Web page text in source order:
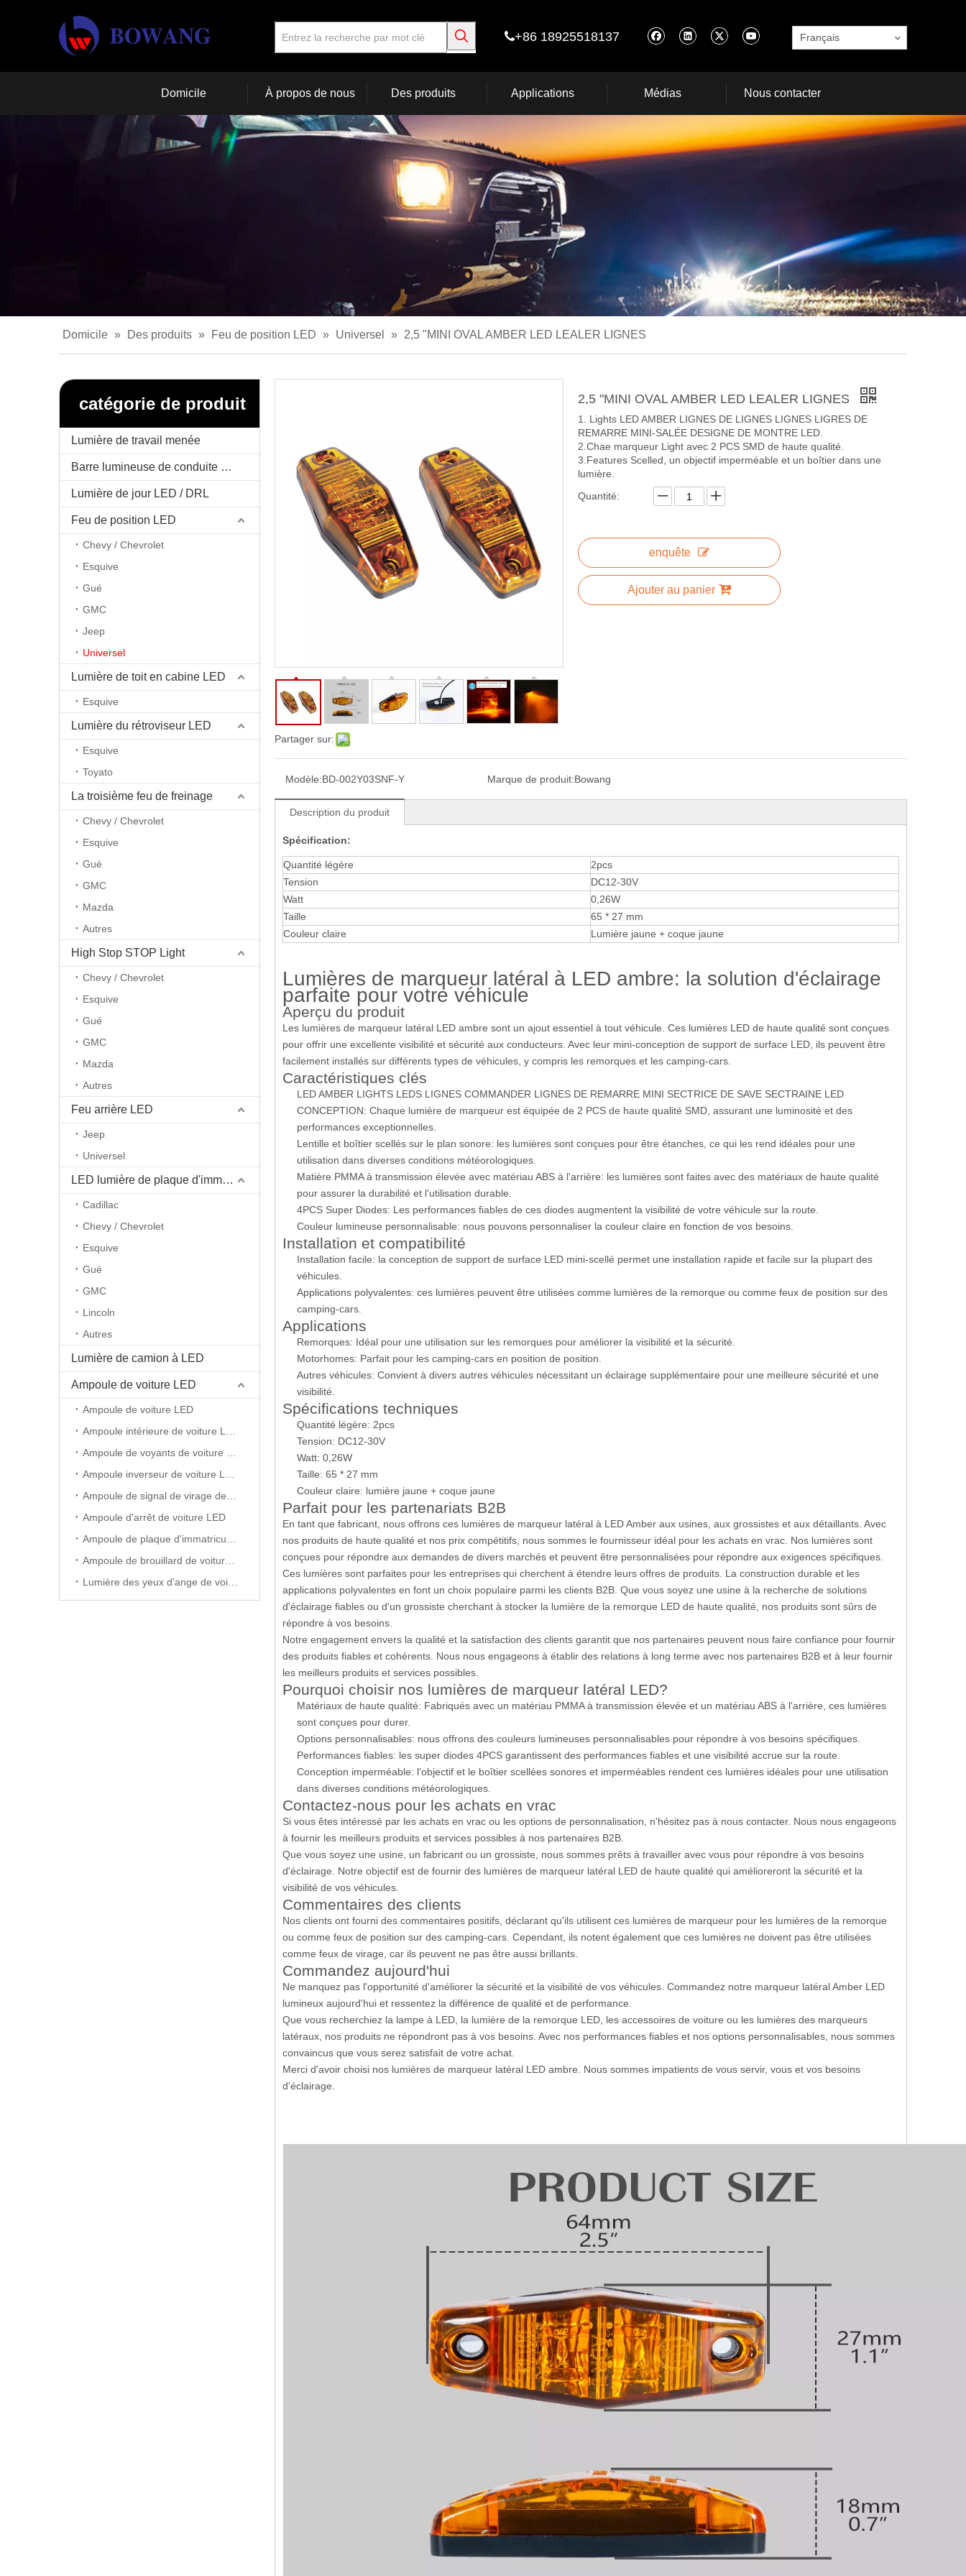
+86 18925518137 Français
Domicile À propos de nous Des produits Applications Médias Nous contacter
Domicile » Des produits » Feu de position LED » Universel » 2,5 "MINI OVAL AMBER LED LEALER LIGNES
catégorie de produit
Lumière de travail menée
Barre lumineuse de conduite menée
Lumière de jour LED / DRL
Feu de position LED
Chevy / Chevrolet
Esquive
Gué
GMC
Jeep
Universel
Lumière de toit en cabine LED
Esquive
Lumière du rétroviseur LED
Esquive
Toyato
La troisième feu de freinage
Chevy / Chevrolet
Esquive
Gué
GMC
Mazda
Autres
High Stop STOP Light
Chevy / Chevrolet
Esquive
Gué
GMC
Mazda
Autres
Feu arrière LED
Jeep
Universel
LED lumière de plaque d'immatriculation
Cadillac
Chevy / Chevrolet
Esquive
Gué
GMC
Lincoln
Autres
Lumière de camion à LED
Ampoule de voiture LED
Ampoule de voiture LED
Ampoule d'arrêt de voiture LED
Partager sur:
2,5 "MINI OVAL AMBER LED LEALER LIGNES
1. Lights LED AMBER LIGNES DE LIGNES LIGNES LIGRES DE
REMARRE MINI-SALÉE DESIGNE DE MONTRE LED.
2.Chae marqueur Light avec 2 PCS SMD de haute qualité.
3.Features Scelled, un objectif imperméable et un boîtier dans une
lumière.
Quantité:
enquête
Ajouter au panier
Modèle:BD-002Y03SNF-Y Marque de produit:Bowang
Description du produit
Spécification:
Quantité légère
2pcs
Tension
DC12-30V
Watt
0,26W
Taille
65 * 27 mm
Couleur claire
Lumière jaune + coque jaune
Lumières de marqueur latéral à LED ambre: la solution d'éclairage
parfaite pour votre véhicule
Aperçu du produit
Les lumières de marqueur latéral LED ambre sont un ajout essentiel à tout véhicule. Ces lumières LED de haute qualité sont conçues
pour offrir une excellente visibilité et sécurité aux conducteurs. Avec leur mini-conception de support de surface LED, ils peuvent être
facilement installés sur différents types de véhicules, y compris les remorques et les camping-cars.
Caractéristiques clés
LED AMBER LIGHTS LEDS LIGNES COMMANDER LIGNES DE REMARRE MINI SECTRICE DE SAVE SECTRAINE LED
CONCEPTION: Chaque lumière de marqueur est équipée de 2 PCS de haute qualité SMD, assurant une luminosité et des
performances exceptionnelles.
Lentille et boîtier scellés sur le plan sonore: les lumières sont conçues pour être étanches, ce qui les rend idéales pour une
utilisation dans diverses conditions météorologiques.
Matière PMMA à transmission élevée avec matériau ABS à l'arrière: les lumières sont faites avec des matériaux de haute qualité
pour assurer la durabilité et l'utilisation durable.
4PCS Super Diodes: Les performances fiables de ces diodes augmentent la visibilité de votre véhicule sur la route.
Couleur lumineuse personnalisable: nous pouvons personnaliser la couleur claire en fonction de vos besoins.
Installation et compatibilité
Installation facile: la conception de support de surface LED mini-scellé permet une installation rapide et facile sur la plupart des
véhicules.
Applications polyvalentes: ces lumières peuvent être utilisées comme lumières de la remorque ou comme feux de position sur des
camping-cars.
Applications
Remorques: Idéal pour une utilisation sur les remorques pour améliorer la visibilité et la sécurité.
Motorhomes: Parfait pour les camping-cars en position de position.
Autres véhicules: Convient à divers autres véhicules nécessitant un éclairage supplémentaire pour une meilleure sécurité et une
visibilité.
Spécifications techniques
Quantité légère: 2pcs
Tension: DC12-30V
Watt: 0,26W
Taille: 65 * 27 mm
Couleur claire: lumière jaune + coque jaune
Parfait pour les partenariats B2B
En tant que fabricant, nous offrons ces lumières de marqueur latéral à LED Amber aux usines, aux grossistes et aux détaillants. Avec
nos produits de haute qualité et nos prix compétitifs, nous sommes le fournisseur idéal pour les achats en vrac. Nos lumières sont
conçues pour répondre aux demandes de divers marchés et peuvent être personnalisées pour répondre aux exigences spécifiques.
Ces lumières sont parfaites pour les entreprises qui cherchent à étendre leurs offres de produits. La construction durable et les
applications polyvalentes en font un choix populaire parmi les clients B2B. Que vous soyez une usine à la recherche de solutions
d'éclairage fiables ou d'un grossiste cherchant à stocker la lumière de la remorque LED de haute qualité, nos produits sont sûrs de
répondre à vos besoins.
Notre engagement envers la qualité et la satisfaction des clients garantit que nos partenaires peuvent nous faire confiance pour fournir
des produits fiables et cohérents. Nous nous engageons à établir des relations à long terme avec nos partenaires B2B et à leur fournir
les meilleurs produits et services possibles.
Pourquoi choisir nos lumières de marqueur latéral LED?
Matériaux de haute qualité: Fabriqués avec un matériau PMMA à transmission élevée et un matériau ABS à l'arrière, ces lumières
sont conçues pour durer.
Options personnalisables: nous offrons des couleurs lumineuses personnalisables pour répondre à vos besoins spécifiques.
Performances fiables: les super diodes 4PCS garantissent des performances fiables et une visibilité accrue sur la route.
Conception imperméable: l'objectif et le boîtier scellées sonores et imperméables rendent ces lumières idéales pour une utilisation
dans diverses conditions météorologiques.
Contactez-nous pour les achats en vrac
Si vous êtes intéressé par les achats en vrac ou les options de personnalisation, n'hésitez pas à nous contacter. Nous nous engageons
à fournir les meilleurs produits et services possibles à nos partenaires B2B.
Que vous soyez une usine, un fabricant ou un grossiste, nous sommes prêts à travailler avec vous pour répondre à vos besoins
d'éclairage. Notre objectif est de fournir des lumières de marqueur latéral LED de haute qualité qui amélioreront la sécurité et la
visibilité de vos véhicules.
Commentaires des clients
Nos clients ont fourni des commentaires positifs, déclarant qu'ils utilisent ces lumières de marqueur pour les lumières de la remorque
ou comme feux de position sur des camping-cars. Cependant, ils notent également que ces lumières ne doivent pas être utilisées
comme feux de virage, car ils peuvent ne pas être aussi brillants.
Commandez aujourd'hui
Ne manquez pas l'opportunité d'améliorer la sécurité et la visibilité de vos véhicules. Commandez notre marqueur latéral Amber LED
lumineux aujourd'hui et ressentez la différence de qualité et de performance.
Que vous recherchiez la lampe à LED, la lumière de la remorque LED, les accessoires de voiture ou les lumières des marqueurs
latéraux, nos produits ne répondront pas à vos besoins. Avec nos performances fiables et nos options personnalisables, nous sommes
convaincus que vous serez satisfait de votre achat.
Merci d'avoir choisi nos lumières de marqueur latéral LED ambre. Nous sommes impatients de vous servir, vous et vos besoins
d'éclairage.